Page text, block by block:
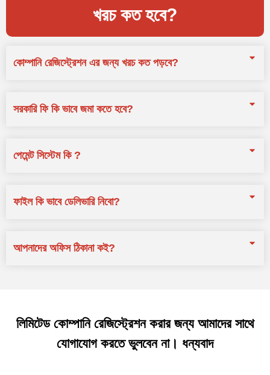
খরচ কত হবে?
কোম্পানি রেজিস্ট্রেশন এর জন্য খরচ কত পড়বে?
সরকারি ফি কি ভাবে জমা কতে হবে?
পেমেন্ট সিস্টেম কি ?
ফাইল কি ভাবে ডেলিভারি নিবো?
আপনাদের অফিস ঠিকানা কই?
লিমিটেড কোম্পানি রেজিস্ট্রেশন করার জন্য আমাদের সাথে
যোগাযোগ করতে ভুলবেন না। ধন্যবাদ